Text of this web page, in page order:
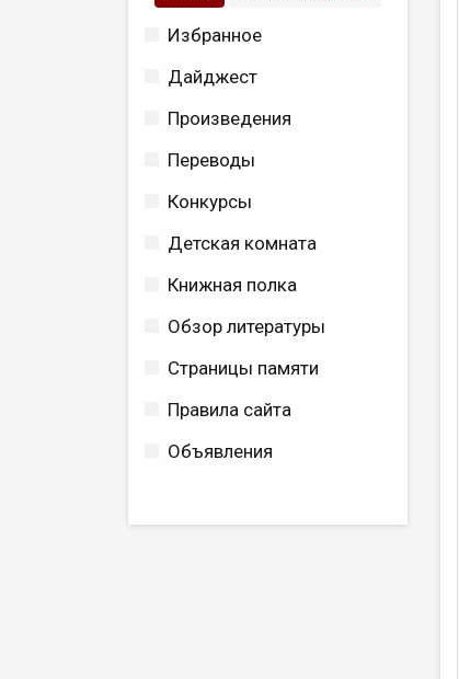
Избранное
Дайджест
Произведения
Переводы
Конкурсы
Детская комната
Книжная полка
Обзор литературы
Страницы памяти
Правила сайта
Объявления